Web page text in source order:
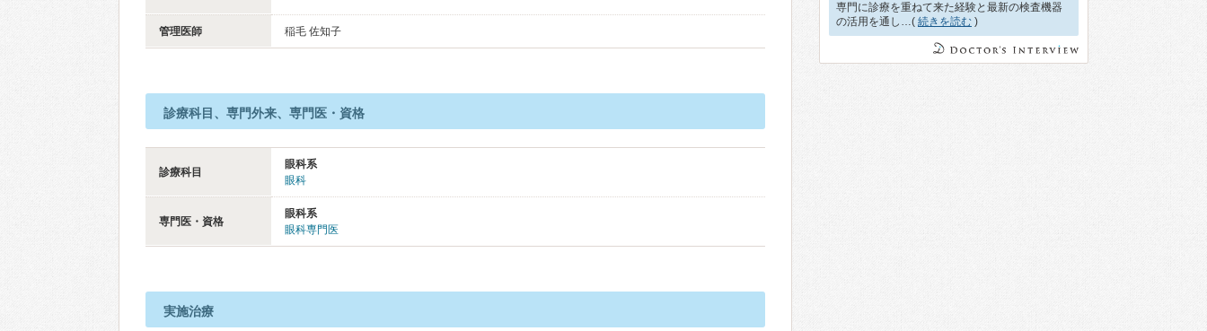
管理医師 稲毛 佐知子
診療科目、専門外来、専門医・資格
診療科目
眼科系
眼科
専門医・資格
眼科系
眼科専門医
実施治療
専門に診療を重ねて来た経験と最新の検査機器
の活用を通し…( 続きを読む )